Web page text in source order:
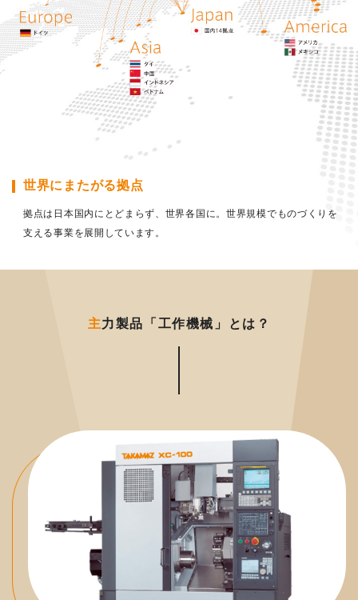
世界にまたがる拠点
拠点は日本国内にとどまらず、世界各国に。 世界規模でものづくりを
支える事業を展開しています。
主力製品「工作機械」とは？